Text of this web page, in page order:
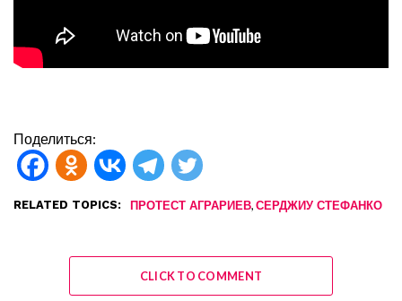
Поделиться:
RELATED TOPICS: ПРОТЕСТ АГРАРИЕВ, СЕРДЖИУ СТЕФАНКО
CLICK TO COMMENT